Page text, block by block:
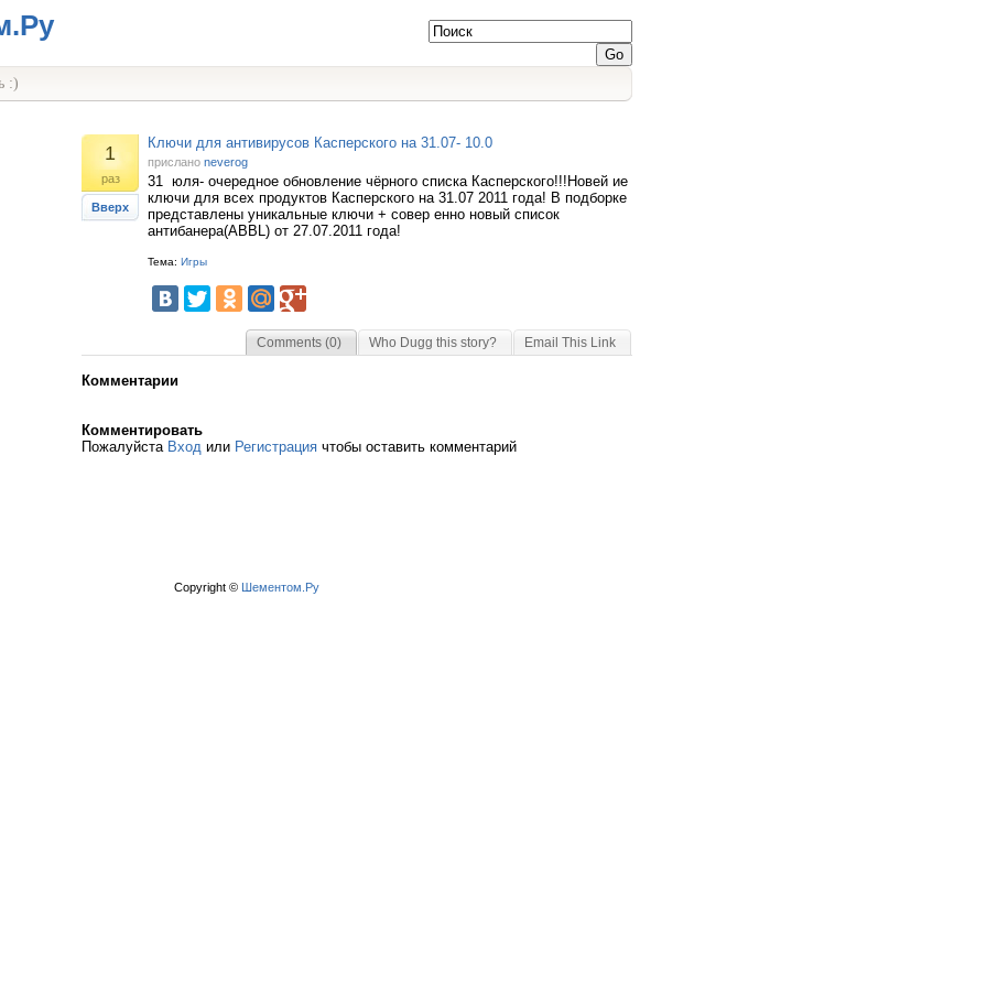
:)
1
раз
Вверх
Ключи для антивирусов Касперского на 31.07- 10.0
прислано neverog
31 юля- очередное обновление чёрного списка Касперского!!!Новей ие
ключи для всех продуктов Касперского на 31.07 2011 года! В подборке
представлены уникальные ключи + совер енно новый список
антибанера(ABBL) от 27.07.2011 года!
Тема: Игры
Comments (0) Who Dugg this story? Email This Link
Комментарии
Комментировать
Пожалуйста Вход или Регистрация чтобы оставить комментарий
Copyright © Шементом.Ру